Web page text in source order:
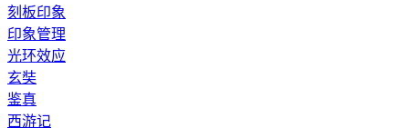
刻板印象
印象管理
光环效应
玄奘
鉴真
西游记